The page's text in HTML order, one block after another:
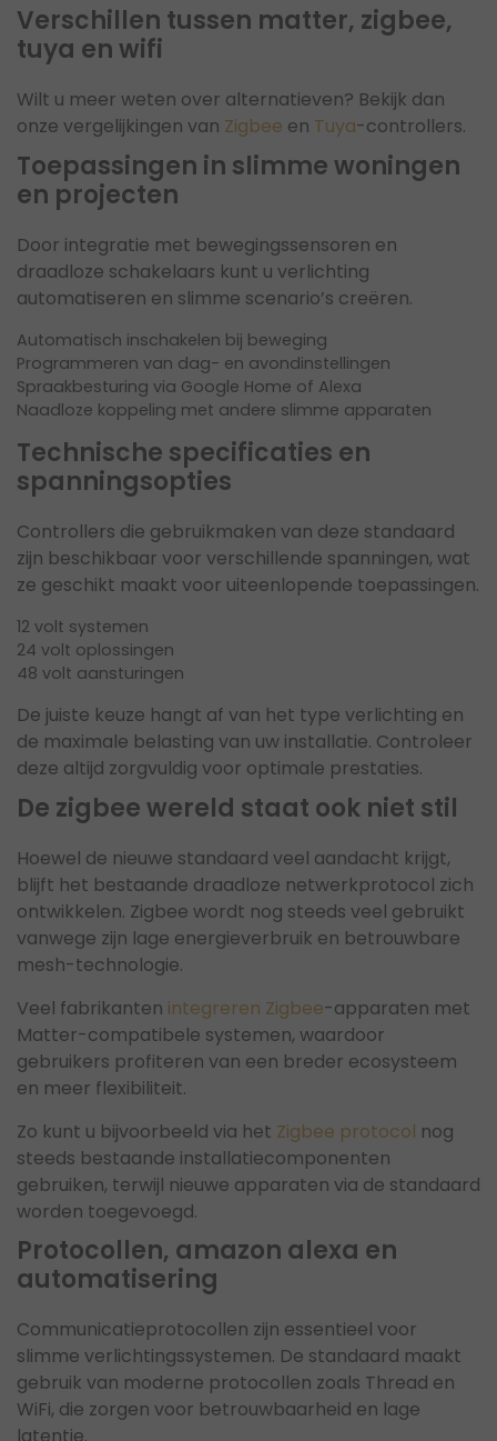
Verschillen tussen matter, zigbee,
tuya en wifi
Wilt u meer weten over alternatieven? Bekijk dan
onze vergelijkingen van Zigbee en Tuya-controllers.
Toepassingen in slimme woningen
en projecten
Door integratie met bewegingssensoren en
draadloze schakelaars kunt u verlichting
automatiseren en slimme scenario’s creëren.
Automatisch inschakelen bij beweging
Programmeren van dag- en avondinstellingen
Spraakbesturing via Google Home of Alexa
Naadloze koppeling met andere slimme apparaten
Technische specificaties en
spanningsopties
Controllers die gebruikmaken van deze standaard
zijn beschikbaar voor verschillende spanningen, wat
ze geschikt maakt voor uiteenlopende toepassingen.
12 volt systemen
24 volt oplossingen
48 volt aansturingen
De juiste keuze hangt af van het type verlichting en
de maximale belasting van uw installatie. Controleer
deze altijd zorgvuldig voor optimale prestaties.
De zigbee wereld staat ook niet stil
Hoewel de nieuwe standaard veel aandacht krijgt,
blijft het bestaande draadloze netwerkprotocol zich
ontwikkelen. Zigbee wordt nog steeds veel gebruikt
vanwege zijn lage energieverbruik en betrouwbare
mesh-technologie.
Veel fabrikanten integreren Zigbee-apparaten met
Matter-compatibele systemen, waardoor
gebruikers profiteren van een breder ecosysteem
en meer flexibiliteit.
Zo kunt u bijvoorbeeld via het Zigbee protocol nog
steeds bestaande installatiecomponenten
gebruiken, terwijl nieuwe apparaten via de standaard
worden toegevoegd.
Protocollen, amazon alexa en
automatisering
Communicatieprotocollen zijn essentieel voor
slimme verlichtingssystemen. De standaard maakt
gebruik van moderne protocollen zoals Thread en
WiFi, die zorgen voor betrouwbaarheid en lage